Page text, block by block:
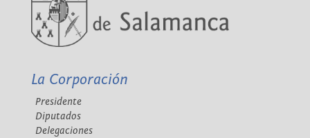
La Corporación
Presidente
Diputados
Delegaciones